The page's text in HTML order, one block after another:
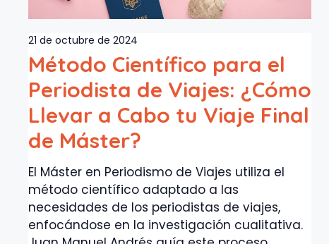
21 de octubre de 2024
Método Científico para el
Periodista de Viajes: ¿Cómo
Llevar a Cabo tu Viaje Final
de Máster?
El Máster en Periodismo de Viajes utiliza el
método científico adaptado a las
necesidades de los periodistas de viajes,
enfocándose en la investigación cualitativa.